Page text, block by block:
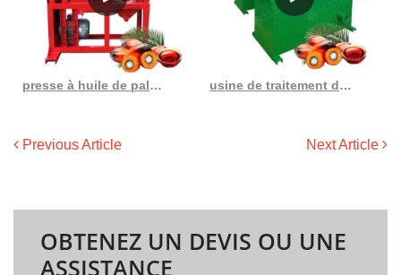
presse à huile de palme facile à utiliser la plus populaire au Congo usine de traitement de l’huile usine de lixiviation de l’huile de palmiste végétale
Previous Article Next Article
OBTENEZ UN DEVIS OU UNE
ASSISTANCE